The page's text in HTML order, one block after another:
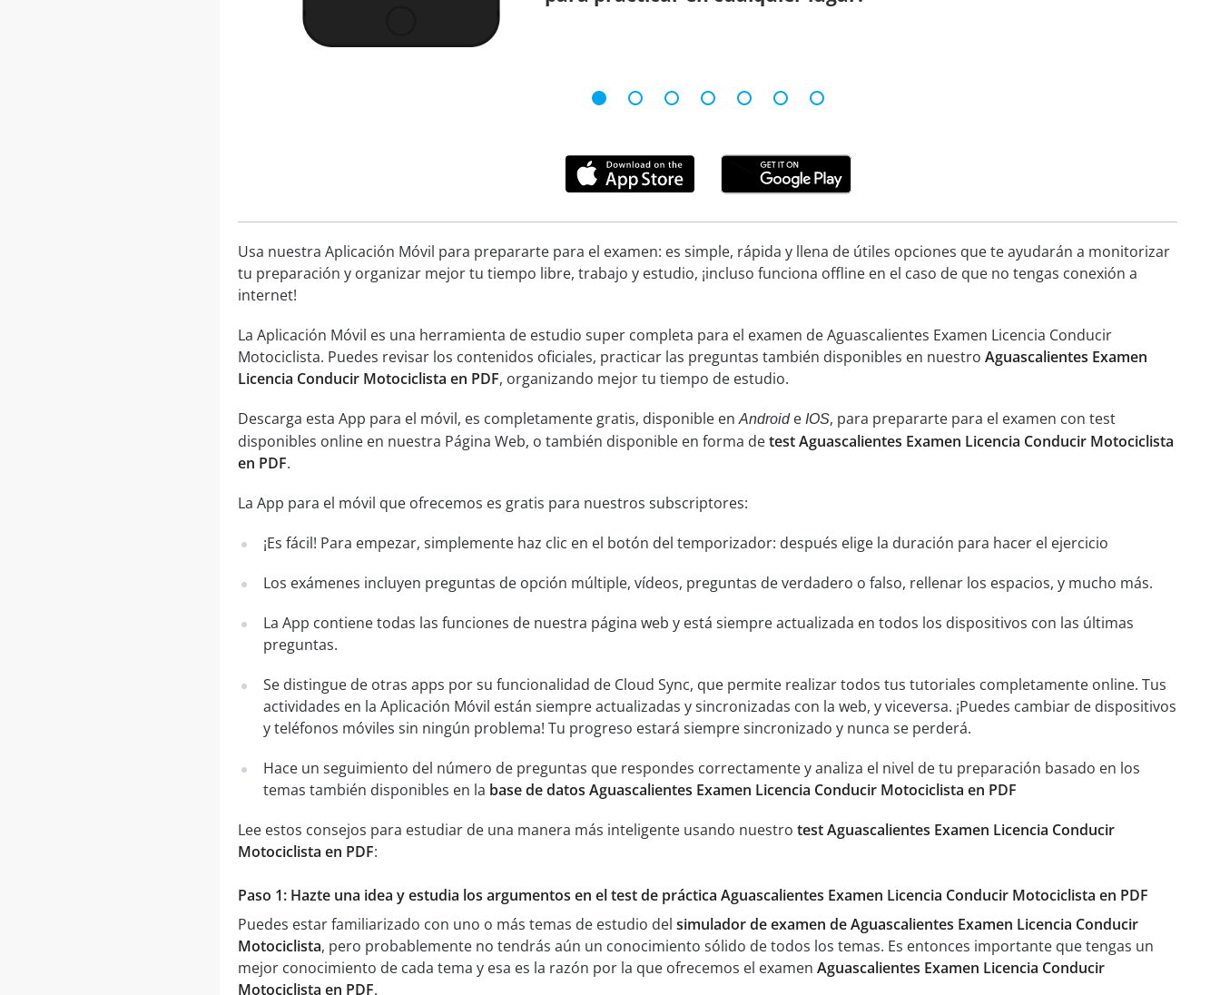
Usa nuestra Aplicación Móvil para prepararte para el examen: es simple, rápida y llena de útiles opciones que te ayudarán a monitorizar
tu preparación y organizar mejor tu tiempo libre, trabajo y estudio, ¡incluso funciona offline en el caso de que no tengas conexión a
internet!
La Aplicación Móvil es una herramienta de estudio super completa para el examen de Aguascalientes Examen Licencia Conducir
Motociclista. Puedes revisar los contenidos oficiales, practicar las preguntas también disponibles en nuestro Aguascalientes Examen
Licencia Conducir Motociclista en PDF, organizando mejor tu tiempo de estudio.
Descarga esta App para el móvil, es completamente gratis, disponible enAndroide IOS, para prepararte para el examen con test
disponibles online en nuestra Página Web, o también disponible en forma detest Aguascalientes Examen Licencia Conducir Motociclista
en PDF.
La App para el móvil que ofrecemos es gratis para nuestros subscriptores:
¡Es fácil! Para empezar, simplemente haz clic en el botón del temporizador: después elige la duración para hacer el ejercicio
Los exámenes incluyen preguntas de opción múltiple, vídeos, preguntas de verdadero o falso, rellenar los espacios, y mucho más.
La App contiene todas las funciones de nuestra página web y está siempre actualizada en todos los dispositivos con las últimas
preguntas.
Se distingue de otras apps por su funcionalidad de Cloud Sync, que permite realizar todos tus tutoriales completamente online. Tus
actividades en la Aplicación Móvil están siempre actualizadas y sincronizadas con la web, y viceversa. ¡Puedes cambiar de dispositivos
y teléfonos móviles sin ningún problema! Tu progreso estará siempre sincronizado y nunca se perderá.
Hace un seguimiento del número de preguntas que respondes correctamente y analiza el nivel de tu preparación basado en los
temas también disponibles en la base de datos Aguascalientes Examen Licencia Conducir Motociclista en PDF
Lee estos consejos para estudiar de una manera más inteligente usando nuestro test Aguascalientes Examen Licencia Conducir
Motociclista en PDF:
Paso 1: Hazte una idea y estudia los argumentos en el test de práctica Aguascalientes Examen Licencia Conducir Motociclista en PDF
Puedes estar familiarizado con uno o más temas de estudio del simulador de examen de Aguascalientes Examen Licencia Conducir
Motociclista, pero probablemente no tendrás aún un conocimiento sólido de todos los temas. Es entonces importante que tengas un
mejor conocimiento de cada tema y esa es la razón por la que ofrecemos el examen Aguascalientes Examen Licencia Conducir
Motociclista en PDF.